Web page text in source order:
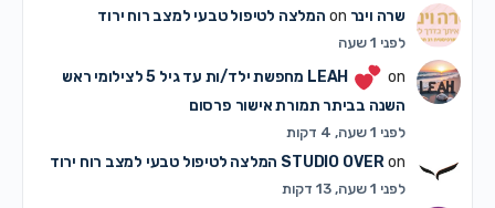
שרה וינרon המלצה לטיפול טבעי למצב רוח ירוד
לפני 1 שעה
LEAH on
מחפשת ילד/ות עד גיל 5 לצילומי ראש
השנה בביתר תמורת אישור פרסום
לפני 1 שעה, 4 דקות
STUDIO OVERon המלצה לטיפול טבעי למצב רוח ירוד
לפני 1 שעה, 13 דקות